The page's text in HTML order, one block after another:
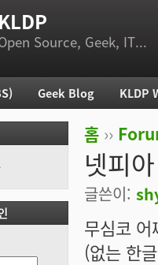
KLDP
Source, Geek, IT...
현재 위치
홈 ››
넷피
글쓴이:
무심코
(없는 한
Geek Blog KLDP